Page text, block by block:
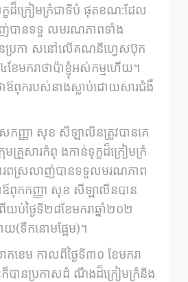
ក្ខដ៏ក្រៀមក្រំជាទីបំ ផុតខណ:ដែល
បានទទួ លមរណភាពទាំង
នប្រកា សនៅលើគណនីហ្វេសប៊ុក
ែមករាថាប៉ាខ្ញុំអស់កម្មហើយ។
ាឪពុករបស់នាងស្លាប់ដោយសារជំងឺ
សកញ្ញា សុខ សីឡាលីនត្រូវបានគេ
មគ្រួសារកំពុ ងកាន់ទុក្ខដ៏ក្រៀមក្រំ
រពស្រលាញ់បានទទួលមរណភាព
ពុកកញ្ញា សុខ សីឡាលីនបាន
ថ្ងៃទី២៨ខែមករាឆ្នាំ២០២
(ទឹកនោមផ្អែម)។
ខេម កាលពីថ្ងៃទី៣០ ខែមករា
ក៏បានប្រកាសដំ ណឹងដ៏ក្រៀមក្រំនិង